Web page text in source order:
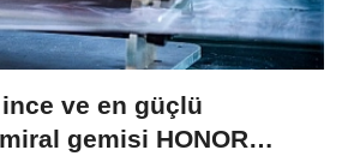
ince ve en güçlü
gemisi HONOR